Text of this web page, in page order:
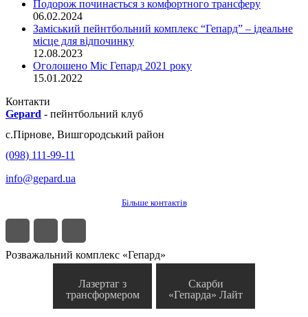
Подорож починається з комфортного трансферу
06.02.2024
Заміський пейнтбольний комплекс “Гепард” – ідеальне
місце для відпочинку
12.08.2023
Оголошено Міс Гепард 2021 року
15.01.2022
Контакти
Gepard - пейнтбольний клуб
с.Пірнове, Вишгородський район
(098) 111-99-11
info@gepard.ua
Більше контактів
Розважальний комплекс «Гепард»
Лазертаг з
трансформером
Скарби
«Гепарда» Лайт